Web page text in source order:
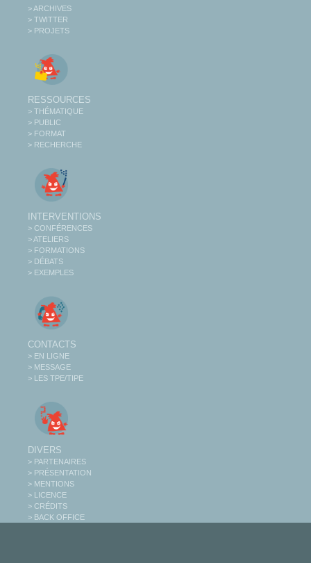
> ARCHIVES
> TWITTER
> PROJETS
RESSOURCES
> THÉMATIQUE
> PUBLIC
> FORMAT
> RECHERCHE
INTERVENTIONS
> CONFÉRENCES
> ATELIERS
> FORMATIONS
> DÉBATS
> EXEMPLES
CONTACTS
> EN LIGNE
> MESSAGE
> LES TPE/TIPE
DIVERS
> PARTENAIRES
> PRÉSENTATION
> MENTIONS
> LICENCE
> CRÉDITS
> BACK OFFICE